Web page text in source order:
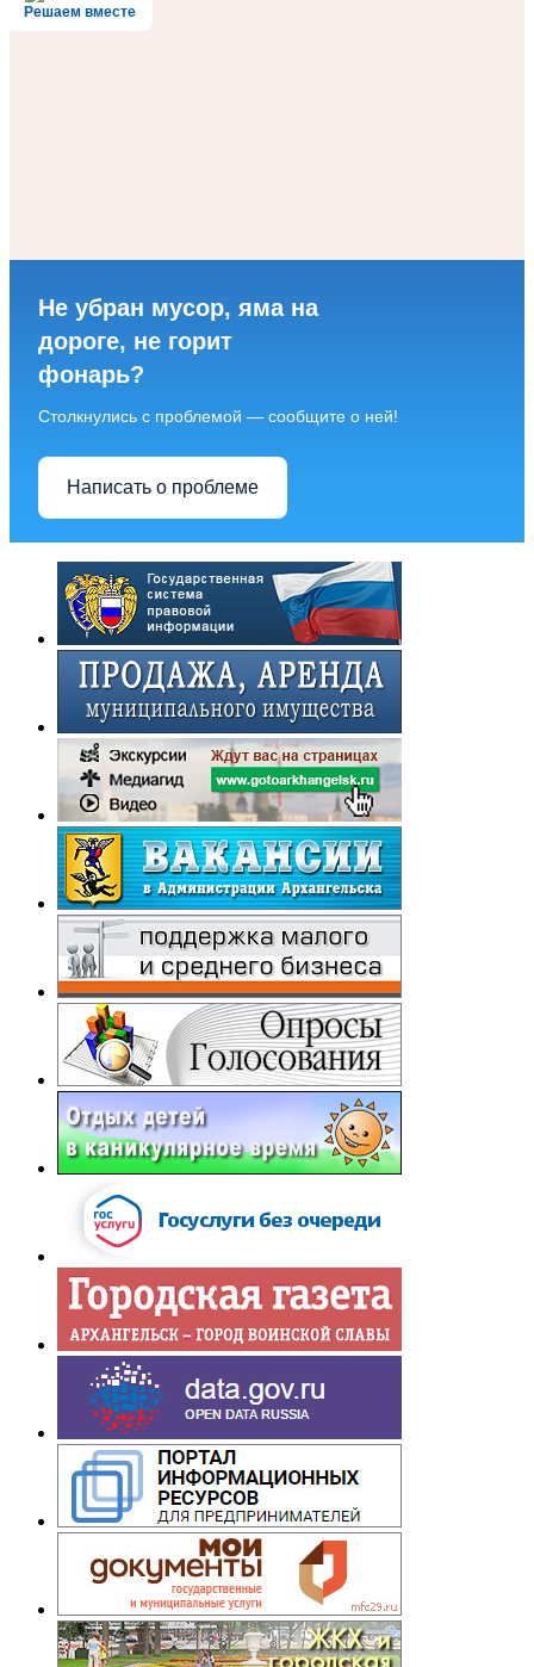
Решаем вместе
Не убран мусор, яма на
дороге, не горит
фонарь?
Столкнулись с проблемой — сообщите о ней!
Написать о проблеме